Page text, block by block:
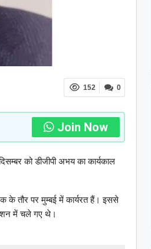
0
152
Join Now
को डीजीपी अभय का कार्यकाल
के तौर पर मुम्बई में कार्यरत हैं। इससे
में चले गए थे।